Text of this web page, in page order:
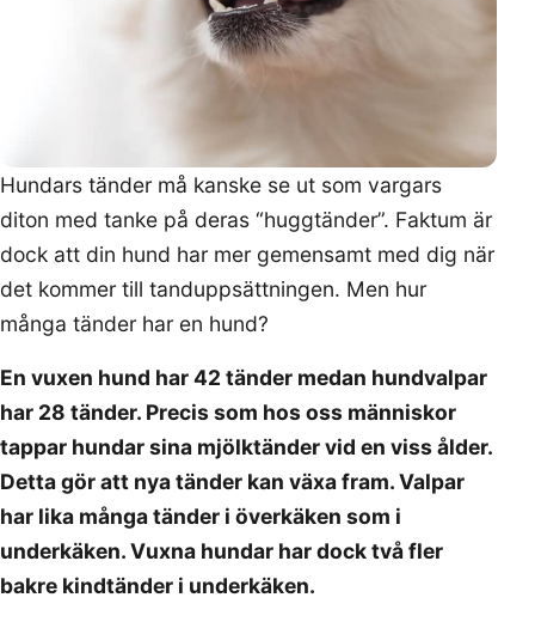
Hundars tänder må kanske se ut som vargars
diton med tanke på deras “huggtänder”. Faktum är
dock att din hund har mer gemensamt med dig när
det kommer till tanduppsättningen. Men hur
många tänder har en hund?
En vuxen hund har 42 tänder medan hundvalpar
har 28 tänder. Precis som hos oss människor
tappar hundar sina mjölktänder vid en viss ålder.
Detta gör att nya tänder kan växa fram. Valpar
har lika många tänder i överkäken som i
underkäken. Vuxna hundar har dock två fler
bakre kindtänder i underkäken.